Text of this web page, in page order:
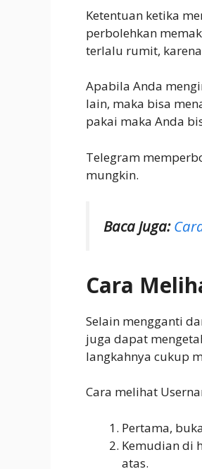
Ketentuan ketika
perbolehkan
terlalu rumit,
Apabila Anda
lain, maka bisa
pakai maka Anda
Telegram
mungkin.
Baca juga:
Cara
Selain mengganti
juga dapat
langkahnya cukup
Cara melihat
Pertama,
Kemudian di
atas.